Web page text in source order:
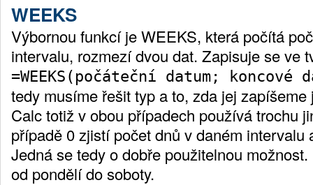
WEEKS
Výbornou funkcí je WEEKS, která počítá
intervalu, rozmezí dvou dat. Zapisuje se ve
=WEEKS(počáteční datum; koncové
tedy musíme řešit typ a to, zda jej
Calc totiž v obou případech používá trochu
případě 0 zjistí počet dnů v daném intervalu
Jedná se tedy o dobře použitelnou
od pondělí do soboty.